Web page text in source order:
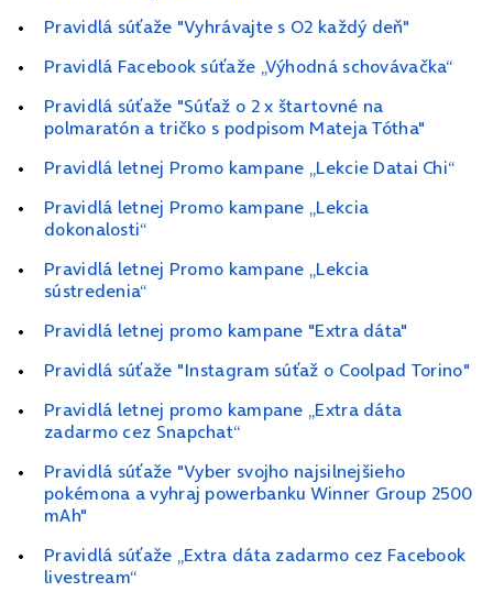
Pravidlá súťaže "Vyhrávajte s O2 každý deň"
Pravidlá Facebook súťaže „Výhodná schovávačka“
Pravidlá súťaže "Súťaž o 2 x štartovné na
polmaratón a tričko s podpisom Mateja Tótha"
Pravidlá letnej Promo kampane „Lekcie Datai Chi“
Pravidlá letnej Promo kampane „Lekcia
dokonalosti“
Pravidlá letnej Promo kampane „Lekcia
sústredenia“
Pravidlá letnej promo kampane "Extra dáta"
Pravidlá súťaže "Instagram súťaž o Coolpad Torino"
Pravidlá letnej promo kampane „Extra dáta
zadarmo cez Snapchat“
Pravidlá súťaže "Vyber svojho najsilnejšieho
pokémona a vyhraj powerbanku Winner Group 2500
mAh"
Pravidlá súťaže „Extra dáta zadarmo cez Facebook
livestream“